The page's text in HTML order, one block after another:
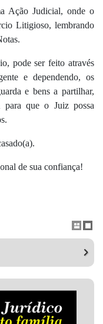
Ação Judicial, onde o
Litigioso, lembrando
pode ser feito através
e dependendo, os
e bens a partilhar,
para que o Juiz possa
de sua confiança!